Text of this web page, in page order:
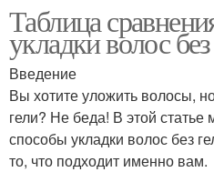
Таблица
укладки волос
Введение
Вы хотите уложить волосы,
гели? Не беда! В этой
способы укладки волос без
то, что подходит именно вам.